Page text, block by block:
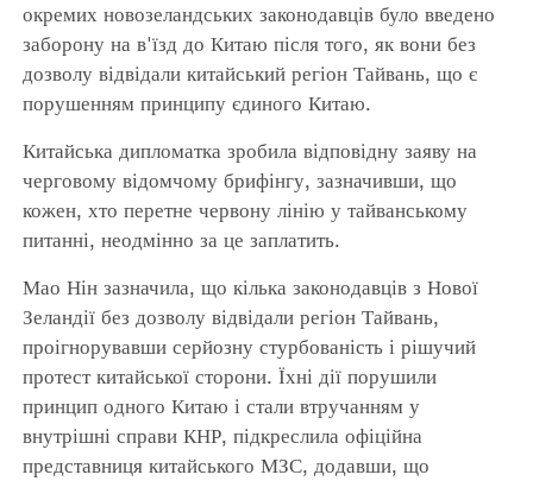
окремих новозеландських законодавців було введено
заборону на в'їзд до Китаю після того, як вони без
дозволу відвідали китайський регіон Тайвань, що є
порушенням принципу єдиного Китаю.
Китайська дипломатка зробила відповідну заяву на
черговому відомчому брифінгу, зазначивши, що
кожен, хто перетне червону лінію у тайванському
питанні, неодмінно за це заплатить.
Мао Нін зазначила, що кілька законодавців з Нової
Зеландії без дозволу відвідали регіон Тайвань,
проігнорувавши серйозну стурбованість і рішучий
протест китайської сторони. Їхні дії порушили
принцип одного Китаю і стали втручанням у
внутрішні справи КНР, підкреслила офіційна
представниця китайського МЗС, додавши, що